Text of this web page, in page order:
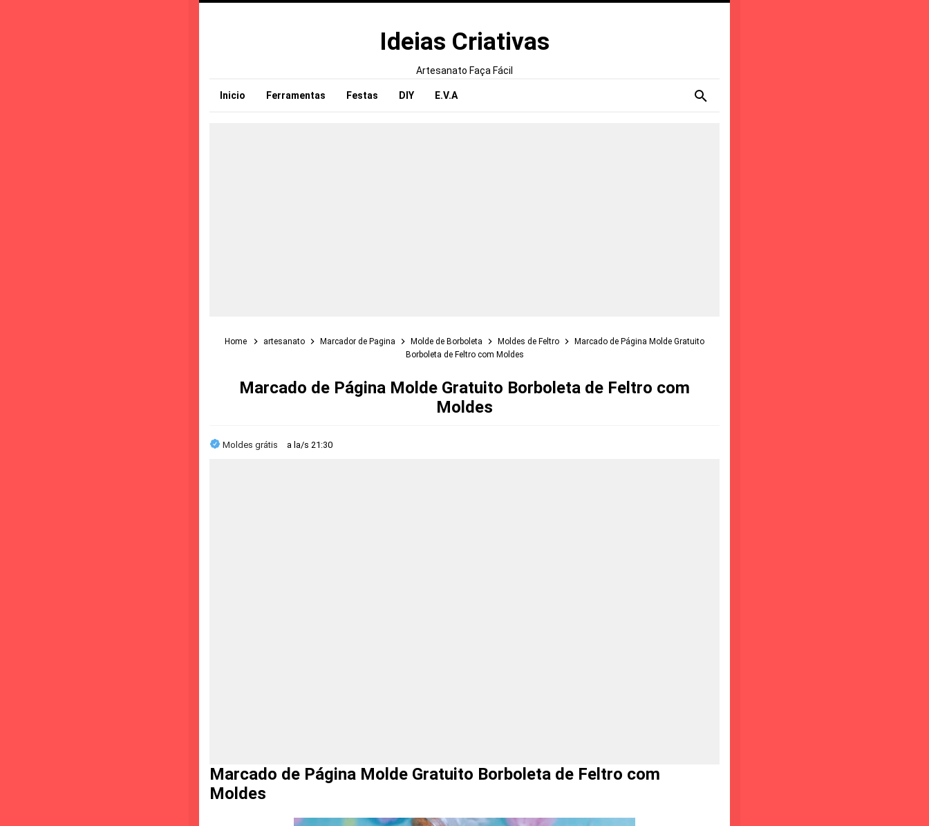
Ideias Criativas
Artesanato Faça Fácil
Inicio Ferramentas Festas DIY E.V.A
Home artesanato Marcador de Pagina Molde de Borboleta Moldes de Feltro
Marcado de Página Molde Gratuito
Borboleta de Feltro com Moldes
Marcado de Página Molde Gratuito Borboleta de Feltro com
Moldes
Moldes grátis a la/s 21:30
Marcado de Página Molde Gratuito Borboleta de Feltro com
Moldes